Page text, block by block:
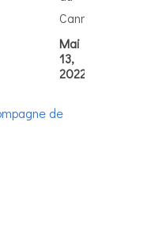
Cannet
Mai
13,
2022